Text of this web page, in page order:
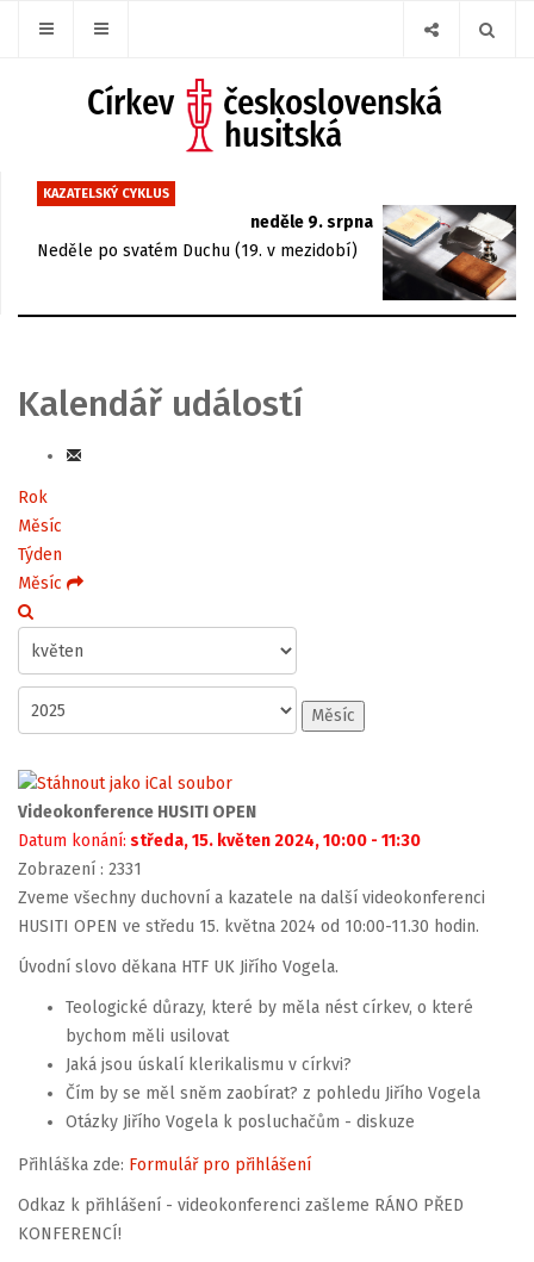
KAZATELSKÝ CYKLUS
neděle 9. srpna
Neděle po svatém Duchu (19. v mezidobí)
Kalendář událostí
Rok
Měsíc
Týden
Měsíc
Měsíc
Videokonference HUSITI OPEN
Datum konání: středa, 15. květen 2024, 10:00 - 11:30
Zobrazení : 2331
Zveme všechny duchovní a kazatele na další videokonferenci
HUSITI OPEN ve středu 15. května 2024 od 10:00-11.30 hodin.
Úvodní slovo děkana HTF UK Jiřího Vogela.
Teologické důrazy, které by měla nést církev, o které
bychom měli usilovat
Jaká jsou úskalí klerikalismu v církvi?
Čím by se měl sněm zaobírat? z pohledu Jiřího Vogela
Otázky Jiřího Vogela k posluchačům - diskuze
Přihláška zde: Formulář pro přihlášení
Odkaz k přihlášení - videokonferenci zašleme RÁNO PŘED
KONFERENCÍ!